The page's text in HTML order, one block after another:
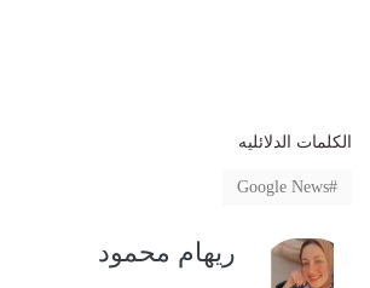
الكلمات الدلائليه
Google News
ريهام محمود